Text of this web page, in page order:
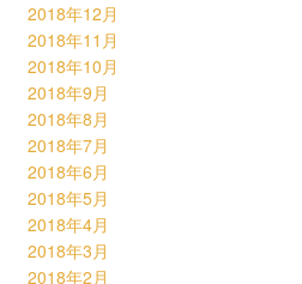
2018年12月
2018年11月
2018年10月
2018年9月
2018年8月
2018年7月
2018年6月
2018年5月
2018年4月
2018年3月
2018年2月